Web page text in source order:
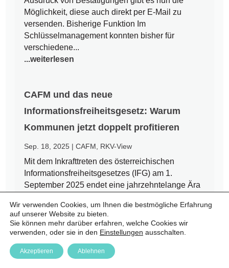
Möglichkeit, diese auch direkt per E-Mail zu
versenden. Bisherige Funktion Im
Schlüsselmanagement konnten bisher für
verschiedene...
...weiterlesen
CAFM und das neue
Informationsfreiheitsgesetz: Warum
Kommunen jetzt doppelt profitieren
Sep. 18, 2025 |CAFM RKV-View
Mit dem Inkrafttreten des österreichischen
Informationsfreiheitsgesetzes (IFG) am 1.
September 2025 endet eine jahrzehntelange Ära
haben nun einen Rechtsanspruch auf Zugang zu
amtlichen Informationen – auch auf kommunaler
Ebene. Für Städte und Gemeinden...
...weiterlesen
Wir verwenden Cookies, um Ihnen die bestmögliche Erfahrung
auf unserer Website zu bieten.
Sie können mehr darüber erfahren, welche Cookies wir
verwenden, oder sie in den Einstellungen ausschalten.
Akzeptieren Ablehnen